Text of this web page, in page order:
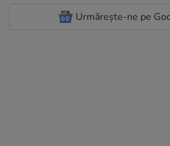
Urmărește-ne pe